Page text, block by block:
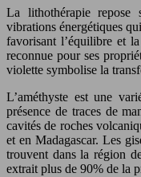
La lithothérapie repose
vibrations énergétiques
favorisant l’équilibre et
reconnue pour ses
violette symbolise la
L’améthyste est une
présence de traces de
cavités de roches
et en Madagascar. Les
trouvent dans la région
extrait plus de 90% de la